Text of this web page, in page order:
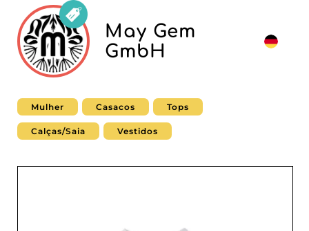
May Gem
GmbH
Mulher Casacos Tops
Calças/Saia Vestidos